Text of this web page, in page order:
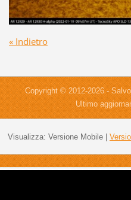
« Indietro
Copyright © 2012-2026 -
Ultimo
Visualizza: Versione Mobile|